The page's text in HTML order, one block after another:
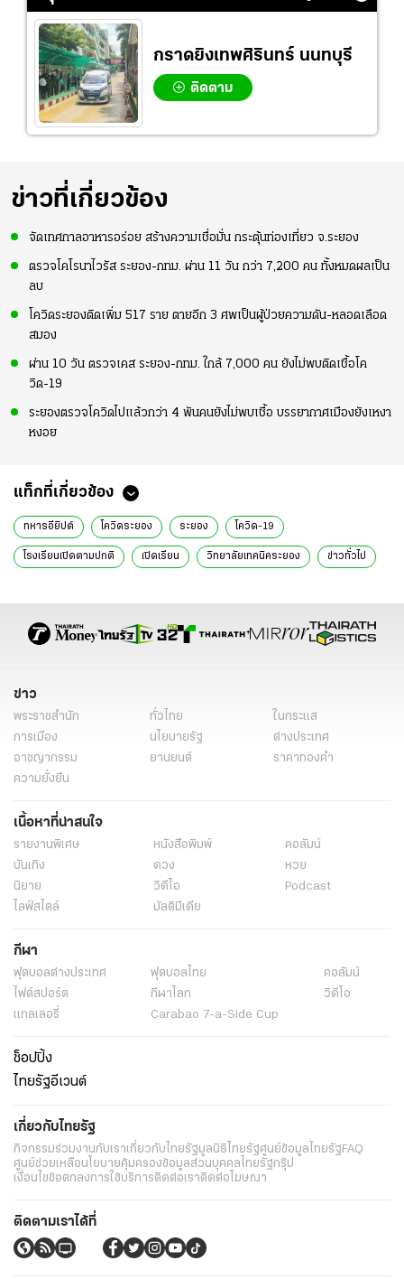
กราดยิงเทพศิรินทร์ นนทบุรี
ติดตาม
ข่าวที่เกี่ยวข้อง
จัดเทศกาลอาหารอร่อย สร้างความเชื่อมั่น กระตุ้นท่องเที่ยว จ.ระยอง
ตรวจโคโรนาไวรัส ระยอง-กทม. ผ่าน 11 วัน กว่า 7,200 คน ทั้งหมดผลเป็น
ลบ
โควิดระยองติดเพิ่ม 517 ราย ตายอีก 3 ศพเป็นผู้ป่วยความดัน-หลอดเลือด
สมอง
ผ่าน 10 วัน ตรวจเคส ระยอง-กทม. ใกล้ 7,000 คน ยังไม่พบติดเชื้อโค
วิด-19
ระยองตรวจโควิดไปแล้วกว่า 4 พันคนยังไม่พบเชื้อ บรรยากาศเมืองยังเหงา
หงอย
แท็กที่เกี่ยวข้อง
ทหารอียิปต์ โควิดระยอง ระยอง โควิด-19
โรงเรียนเปิดตามปกติ เปิดเรียน วิทยาลัยเทคนิคระยอง ข่าวทั่วไป
ข่าว
พระราชสำนัก ทั่วไทย
ในกระแส
การเมือง
นโยบายรัฐ
ต่างประเทศ
อาชญากรรม
ยานยนต์
ราคาทองคำ
ความยั่งยืน
เนื้อหาที่น่าสนใจ
รายงานพิเศษ หนังสือพิมพ์
คอลัมน์
บันเทิง
ดวง
หวย
นิยาย
วิดีโอ
Podcast
ไลฟ์สไตล์
มัลติมีเดีย
กีฬา
ฟุตบอลต่่างประเทศ ฟุตบอลไทย
คอลัมน์
ไฟต์สปอร์ต
กีฬาโลก
วิดีโอ
แกลเลอรี่
Carabao 7-a-Side Cup
ช็อปปิ้ง
ไทยรัฐอีเวนต์
เกี่ยวกับไทยรัฐ
กิจกรรมร่วมงานกับเราเกี่ยวกับไทยรัฐมูลนิธิไทยรัฐศูนย์ข้อมูลไทยรัฐ FAQ
ศูนย์ช่วยเหลือนโยบายคุ้มครองข้อมูลส่วนบุคคลไทยรัฐกรุ๊ป
เงื่อนไขข้อตกลงการใช้บริการติดต่อเราติดต่อโฆษณา
ติดตามเราได้ที่